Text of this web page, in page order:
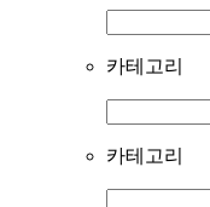
카테고리
카테고리